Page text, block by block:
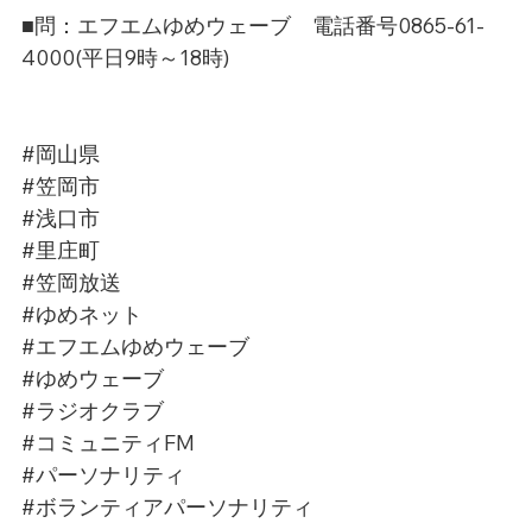
■問：エフエムゆめウェーブ　電話番号0865-61-
4000(平日9時～18時)
#岡山県
#笠岡市
#浅口市
#里庄町
#笠岡放送
#ゆめネット
#エフエムゆめウェーブ
#ゆめウェーブ
#ラジオクラブ
#コミュニティFM
#パーソナリティ
#ボランティアパーソナリティ